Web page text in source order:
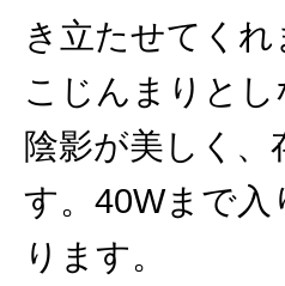
き立たせてくれ
こじんまりと
陰影が美しく
す。40Wまで
ります。